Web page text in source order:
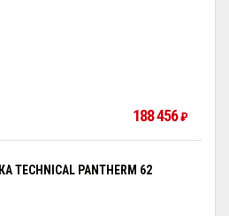
188 456₽
PANTHERM 62